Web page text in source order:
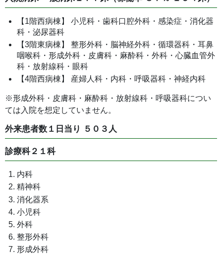
【1階西病棟】 小児科・歯科口腔外科・感染症・消化器
科・泌尿器科
【3階東病棟】 整形外科・脳神経外科・循環器科・耳鼻
咽喉科・形成外科・皮膚科・麻酔科・外科・心臓血管外
科・放射線科・眼科
【4階西病棟】 産婦人科・内科・呼吸器科・神経内科
※形成外科・皮膚科・麻酔科・放射線科・呼吸器科につい
ては入院を想定していません。
外来患者数１日当り ５０３人
診療科２１科
内科
精神科
消化器系
小児科
外科
整形外科
形成外科